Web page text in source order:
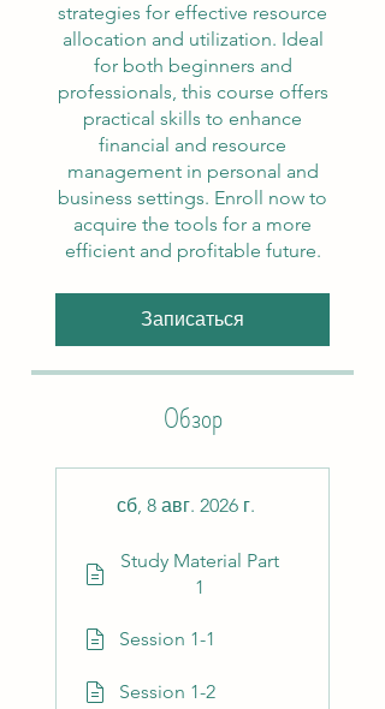
strategies for effective resource
allocation and utilization. Ideal
for both beginners and
professionals, this course offers
practical skills to enhance
financial and resource
management in personal and
business settings. Enroll now to
acquire the tools for a more
efficient and profitable future.
Записаться
Обзор
сб, 8 авг. 2026 г.
Study Material Part
1
Session 1-1
Session 1-2